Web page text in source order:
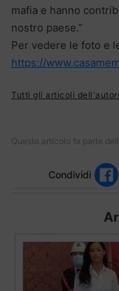
mafia e hanno
nostro paese.”
Per vedere le foto e
https://
Tutti gli articoli
Questo articolo fa parte
Condividi